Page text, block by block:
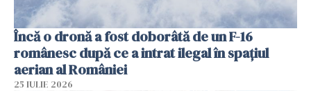
Încă o dronă a fost doborâtă de un F-16
românesc după ce a intrat ilegal în spațiul
aerian al României
25 IULIE 2026